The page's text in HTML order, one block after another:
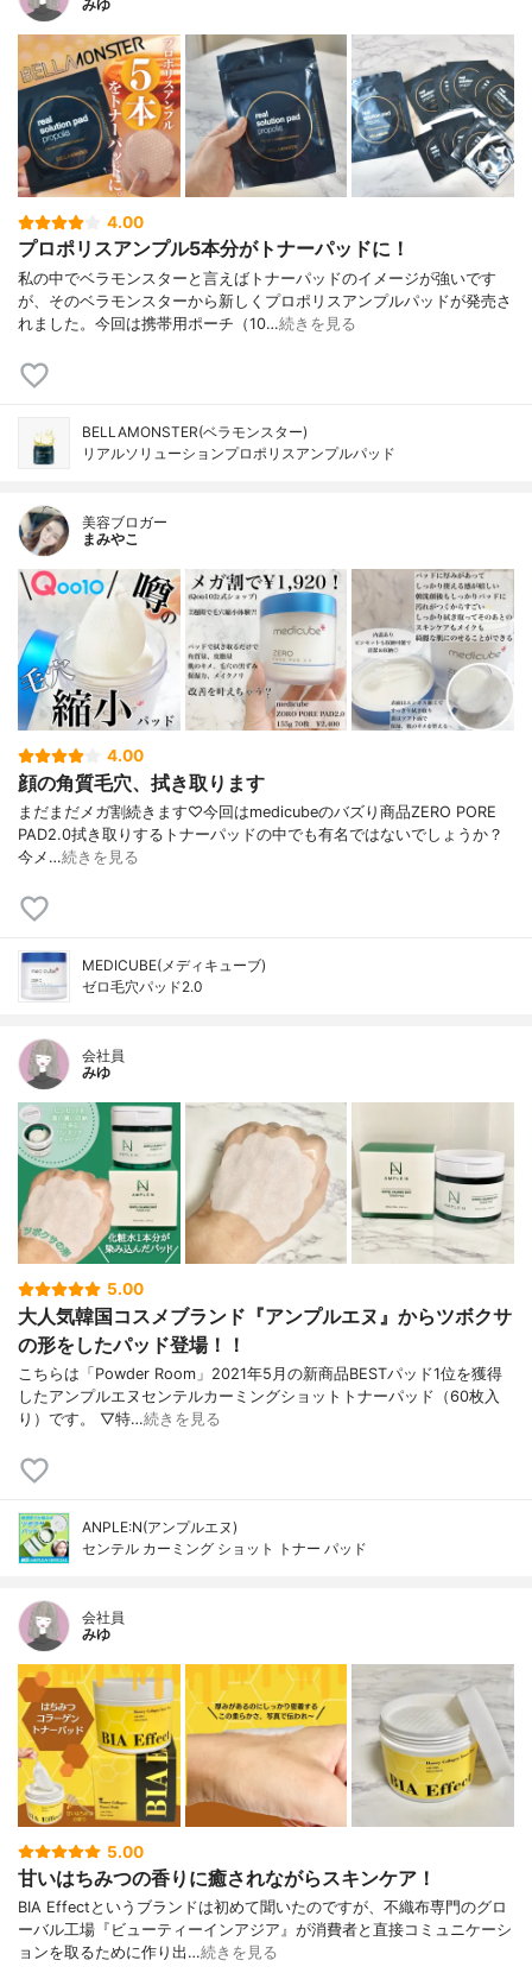
みゆ
4.00
プロポリスアンプル5本分がトナーパッドに！
私の中でベラモンスターと言えばトナーパッドのイメージが強いです
が、そのベラモンスターから新しくプロポリスアンプルパッドが発売さ
れました。今回は携帯用ポーチ（10…続きを見る
BELLAMONSTER(ベラモンスター)
リアルソリューションプロポリスアンプルパッド
美容ブロガー
まみやこ
4.00
顔の角質毛穴、拭き取ります
まだまだメガ割続きます♡⁡⁡今回はmedicubeのバズり商品ZERO PORE
PAD2.0⁡⁡拭き取りするトナーパッドの中でも有名ではないでしょうか？⁡
今メ…続きを見る
MEDICUBE(メディキューブ)
ゼロ毛穴パッド2.0
会社員
みゆ
5.00
大人気韓国コスメブランド『アンプルエヌ』からツボクサ
の形をしたパッド登場！！
こちらは「Powder Room」2021年5月の新商品BESTパッド1位を獲得
したアンプルエヌセンテルカーミングショットトナーパッド（60枚入
り）です。 ▽特…続きを見る
ANPLE:N(アンプルエヌ)
センテル カーミング ショット トナー パッド
会社員
みゆ
5.00
甘いはちみつの香りに癒されながらスキンケア！
BIA Effectというブランドは初めて聞いたのですが、不織布専門のグロ
ーバル工場『ビューティーインアジア』が消費者と直接コミュニケーシ
ョンを取るために作り出…続きを見る